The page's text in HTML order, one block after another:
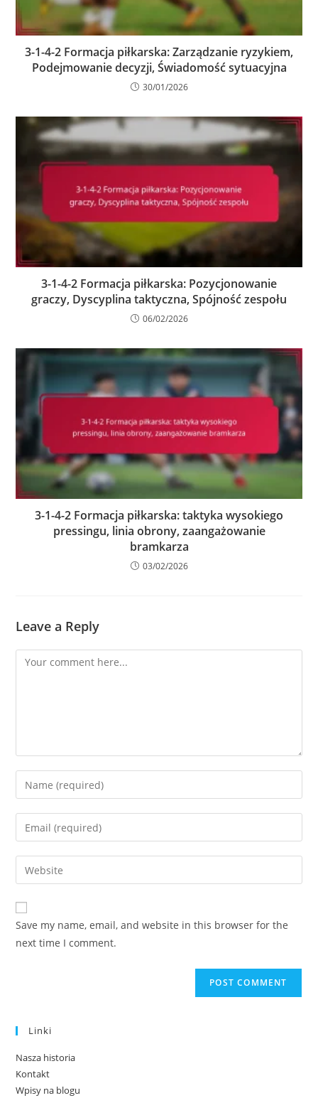
3-1-4-2 Formacja piłkarska: Zarządzanie ryzykiem,
Podejmowanie decyzji, Świadomość sytuacyjna
30/01/2026
3-1-4-2 Formacja piłkarska: Pozycjonowanie
graczy, Dyscyplina taktyczna, Spójność zespołu
06/02/2026
3-1-4-2 Formacja piłkarska: taktyka wysokiego
pressingu, linia obrony, zaangażowanie
bramkarza
03/02/2026
Leave a Reply
Comment
Enter
your
name
comment
Enter
your
email
address
comment
Enter
your
website
URL
(optional)
Save my name, email, and website in this browser for the
next time I comment.
Linki
Nasza historia
Kontakt
Wpisy na blogu